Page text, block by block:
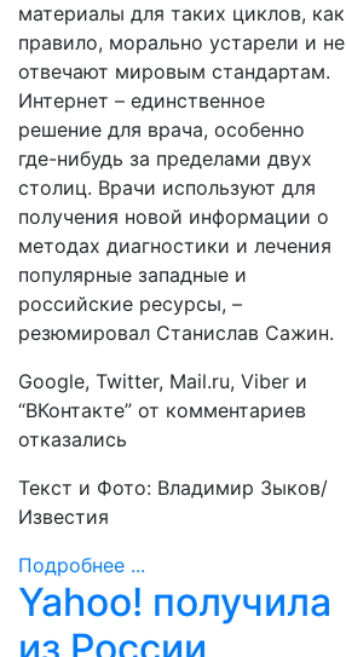
материалы для таких циклов, как
правило, морально устарели и не
отвечают мировым стандартам.
Интернет – единственное
решение для врача, особенно
где-нибудь за пределами двух
столиц. Врачи используют для
получения новой информации о
методах диагностики и лечения
популярные западные и
российские ресурсы, –
резюмировал Станислав Сажин.
Google, Twitter, Mail.ru, Viber и
“ВКонтакте” от комментариев
отказались
Текст и Фото: Владимир Зыков/
Известия
Подробнее ...
Yahoo! получила